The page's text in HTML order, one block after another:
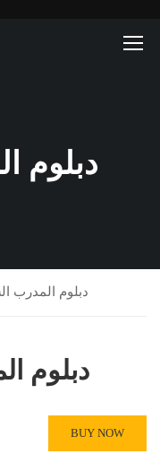
دبلوم
دبلوم المدرب
دبلوم
BUY NOW